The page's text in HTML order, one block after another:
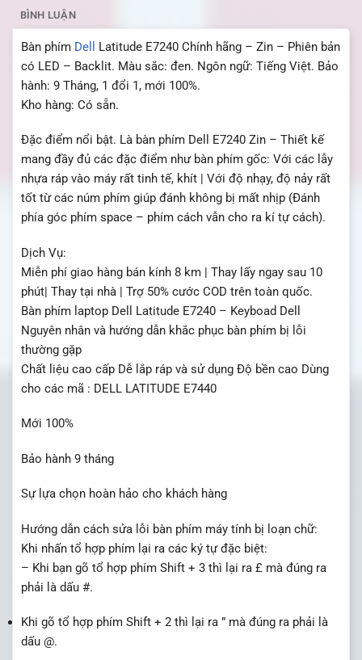
BÌNH LUẬN
Bàn phím Dell
Latitude E7240 Chính hãng – Zin – Phiên bản
có LED – Backlit. Màu sắc: đen. Ngôn ngữ: Tiếng Việt. Bảo
hành: 9 Tháng, 1 đổi 1, mới 100%.
Kho hàng: Có sẵn.
Đặc điểm nổi bật. Là bàn phím Dell E7240 Zin – Thiết kế
mang đầy đủ các đặc điểm như bàn phím gốc: Với các lẫy
nhựa ráp vào máy rất tinh tế, khít | Với độ nhạy, độ nảy rất
tốt từ các núm phím giúp đánh không bị mất nhịp (Đánh
phía góc phím space – phím cách vẫn cho ra kí tự cách).
Dịch Vụ:
Miễn phí giao hàng bán kính 8 km | Thay lấy ngay sau 10
phút| Thay tại nhà | Trợ 50% cước COD trên toàn quốc.
Bàn phím laptop Dell Latitude E7240 – Keyboad Dell
Nguyên nhân và hướng dẫn khắc phục bàn phím bị lỗi
thường gặp
Chất liệu cao cấp Dễ lắp ráp và sử dụng Độ bền cao Dùng
cho các mã : DELL LATITUDE E7440
Mới 100%
Bảo hành 9 tháng
Sự lựa chọn hoàn hảo cho khách hàng
Hướng dẫn cách sửa lỗi bàn phím máy tính bị loạn chữ:
Khi nhấn tổ hợp phím lại ra các ký tự đặc biệt:
– Khi bạn gõ tổ hợp phím Shift + 3 thì lại ra £ mà đúng ra
phải là dấu #.
Khi gõ tổ hợp phím Shift + 2 thì lại ra ” mà đúng ra phải là
dấu @.